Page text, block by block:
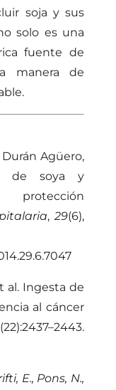
soja y sus
solo es una
fuente de
manera de
Durán Agüero,
de soya y
,29(6),
al. Ingesta de
al cáncer
E., Pons, N.,